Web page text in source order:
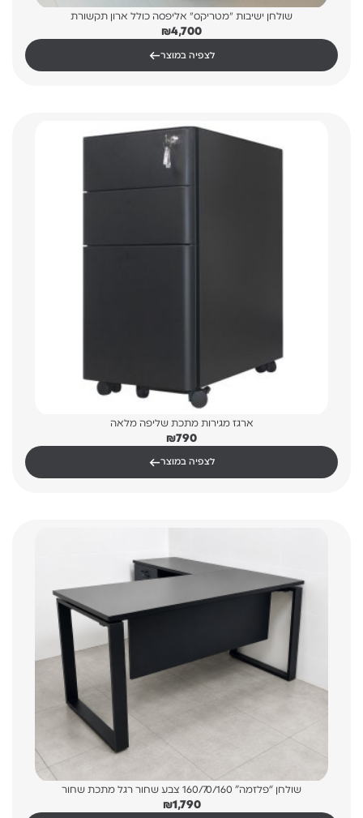
שולחן ישיבות "מטריקס" אליפסה כולל ארון תקשורת
₪4,700
←לצפיה במוצר
ארגז מגירות מתכת שליפה מלאה
₪790
←לצפיה במוצר
שולחן “פלזמה” 160/70/160 צבע שחור רגל מתכת שחור
₪1,790